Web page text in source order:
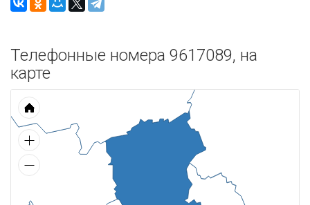
Телефонные номера 9617089, на
карте